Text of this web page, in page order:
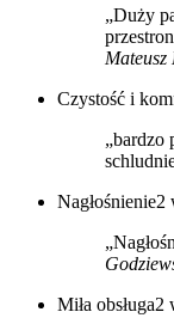
„Duży
Mateusz
Czystość i
„bardzo
Nagłośnienie2
Miła obsługa2